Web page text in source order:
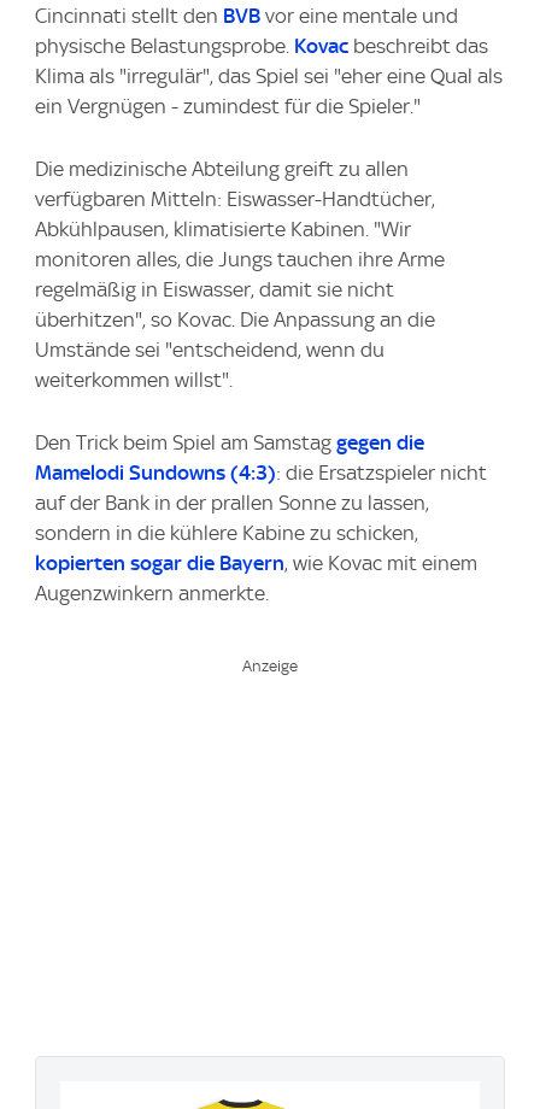
Cincinnati stellt den BVB vor eine mentale und
physische Belastungsprobe. Kovac beschreibt das
Klima als "irregulär", das Spiel sei "eher eine Qual als
ein Vergnügen - zumindest für die Spieler."
Die medizinische Abteilung greift zu allen
verfügbaren Mitteln: Eiswasser-Handtücher,
Abkühlpausen, klimatisierte Kabinen. "Wir
monitoren alles, die Jungs tauchen ihre Arme
regelmäßig in Eiswasser, damit sie nicht
überhitzen", so Kovac. Die Anpassung an die
Umstände sei "entscheidend, wenn du
weiterkommen willst".
Den Trick beim Spiel am Samstag gegen die
Mamelodi Sundowns (4:3): die Ersatzspieler nicht
auf der Bank in der prallen Sonne zu lassen,
sondern in die kühlere Kabine zu schicken,
kopierten sogar die Bayern, wie Kovac mit einem
Augenzwinkern anmerkte.